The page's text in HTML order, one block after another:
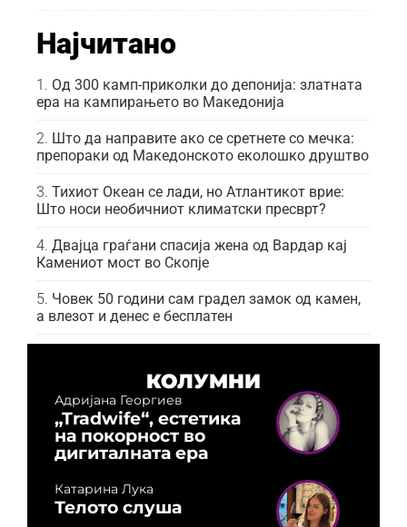
Најчитано
Од 300 камп-приколки до депонија: златната
ера на кампирањето во Македонија
Што да направите ако се сретнете со мечка:
препораки од Македонското еколошко друштво
Тихиот Океан се лади, но Атлантикот врие:
Што носи необичниот климатски пресврт?
Двајца граѓани спасија жена од Вардар кај
Камениот мост во Скопје
Човек 50 години сам градел замок од камен,
а влезот и денес е бесплатен
КОЛУМНИ
Адријана Георгиев
„Tradwife“, естетика
на покорност во
дигиталната ера
Катарина Лука
Телото слуша